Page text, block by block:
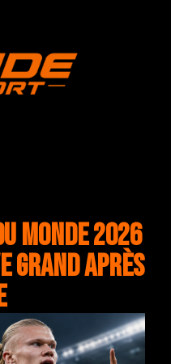
Monde 2026
grand après